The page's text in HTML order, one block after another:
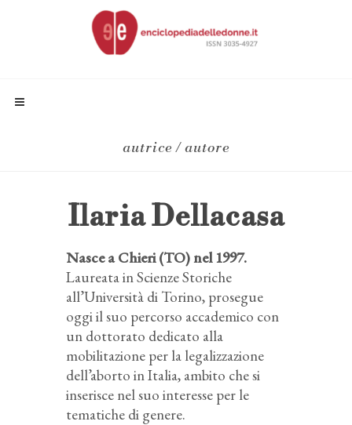
autrice / autore
Ilaria Dellacasa
Nasce a Chieri (TO) nel 1997.
Laureata in Scienze Storiche
all’Università di Torino, prosegue
oggi il suo percorso accademico con
un dottorato dedicato alla
mobilitazione per la legalizzazione
dell’aborto in Italia, ambito che si
inserisce nel suo interesse per le
tematiche di genere.